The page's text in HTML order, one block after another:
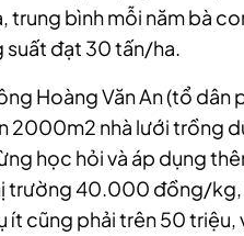
trung bình mỗi năm bà
suất đạt 30 tấn/ha.
Hoàng Văn An (tổ
2000m2 nhà lưới trồng
học hỏi và áp dụng
trường 40.000 đồng/kg,
ít cũng phải trên 50